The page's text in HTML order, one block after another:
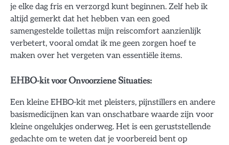
je elke dag fris en verzorgd kunt beginnen. Zelf heb ik
altijd gemerkt dat het hebben van een goed
samengestelde toilettas mijn reiscomfort aanzienlijk
verbetert, vooral omdat ik me geen zorgen hoef te
maken over het vergeten van essentiële items.
EHBO-kit voor Onvoorziene Situaties:
Een kleine EHBO-kit met pleisters, pijnstillers en andere
basismedicijnen kan van onschatbare waarde zijn voor
kleine ongelukjes onderweg. Het is een geruststellende
gedachte om te weten dat je voorbereid bent op